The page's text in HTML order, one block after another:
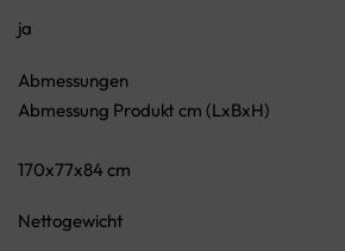
ja
Abmessungen
Abmessung Produkt cm (LxBxH)
170x77x84 cm
Nettogewicht